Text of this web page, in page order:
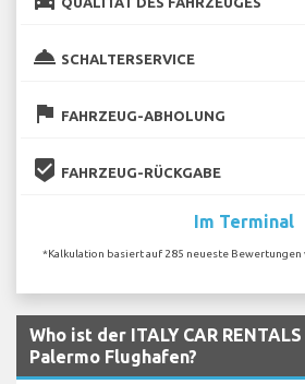
room_service SCHALTERSERVICE
flag FAHRZEUG-ABHOLUNG
beenhere FAHRZEUG-RÜCKGABE
Im Terminal
*Kalkulation basiert auf 285 neueste Bewertungen
Who ist der ITALY CAR
Palermo Flughafen?